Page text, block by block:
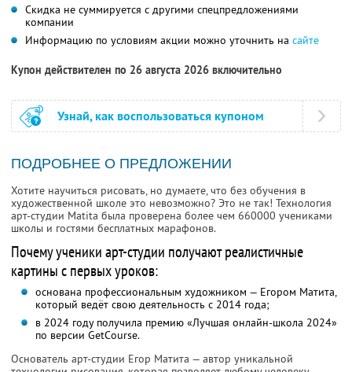
Скидка не суммируется с другими спецпредложениями
компании
Информацию по условиям акции можно уточнить на сайте
Купон действителен по 26 августа 2026 включительно
Узнай, как воспользоваться купоном
ПОДРОБНЕЕ О ПРЕДЛОЖЕНИИ
Хотите научиться рисовать, но думаете, что без обучения в
художественной школе это невозможно? Это не так! Технология
арт-студии Matita была проверена более чем 660000 учениками
школы и гостями бесплатных марафонов.
Почему ученики арт-студии получают реалистичные
картины с первых уроков:
основана профессиональным художником — Егором Матита,
который ведёт свою деятельность с 2014 года;
в 2024 году получила премию «Лучшая онлайн-школа 2024»
по версии GetCourse.
Основатель арт-студии Егор Матита — автор уникальной